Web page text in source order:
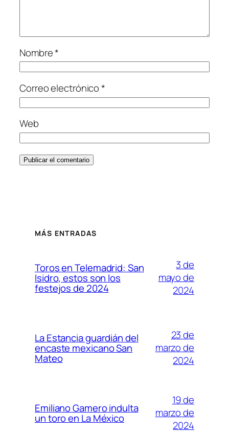
Nombre*
Correo electrónico*
Web
MÁS ENTRADAS
Toros en Telemadrid: San
Isidro, estos son los
festejos de 2024
3 de
mayo de
2024
La Estancia guardián del
encaste mexicano San
Mateo
23 de
marzo de
2024
Emiliano Gamero indulta
un toro en La México
19 de
marzo de
2024